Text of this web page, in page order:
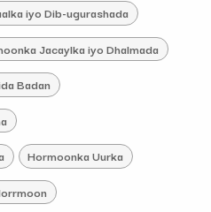
iyo Dib-ugurashada
Jacaylka iyo Dhalmada
Badan
Hormoonka Uurka